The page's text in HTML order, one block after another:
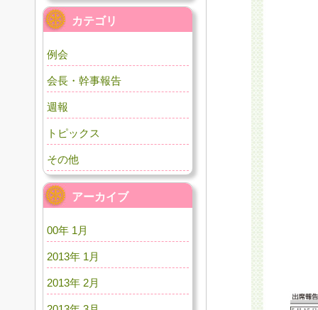
カテゴリ
例会
会長・幹事報告
週報
トピックス
その他
アーカイブ
00年 1月
2013年 1月
2013年 2月